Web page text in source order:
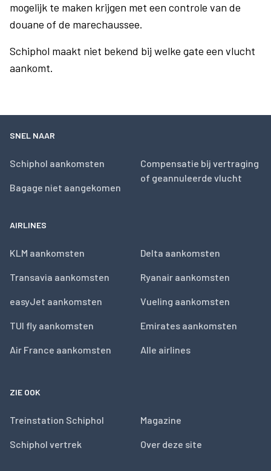
mogelijk te maken krijgen met een controle van de
douane of de marechaussee.
Schiphol maakt niet bekend bij welke gate een vlucht
aankomt.
SNEL NAAR
Schiphol aankomsten
Bagage niet aangekomen
Compensatie bij vertraging
of geannuleerde vlucht
AIRLINES
KLM aankomsten
Transavia aankomsten
easyJet aankomsten
TUI fly aankomsten
Air France aankomsten
Delta aankomsten
Ryanair aankomsten
Vueling aankomsten
Emirates aankomsten
Alle airlines
ZIE OOK
Treinstation Schiphol
Schiphol vertrek
Magazine
Over deze site